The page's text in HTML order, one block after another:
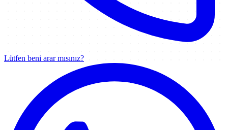
Lütfen beni arar mısınız?